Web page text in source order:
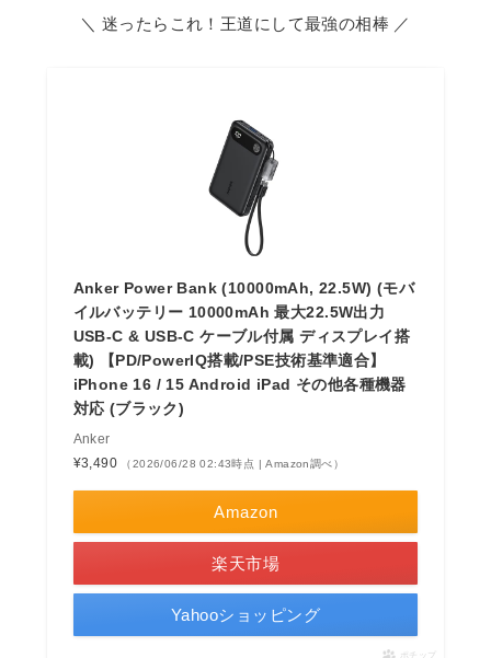
＼ 迷ったらこれ！王道にして最強の相棒 ／
Anker Power Bank (10000mAh, 22.5W) (モバ
イルバッテリー 10000mAh 最大22.5W出力
USB-C & USB-C ケーブル付属 ディスプレイ搭
載) 【PD/PowerIQ搭載/PSE技術基準適合】
iPhone 16 / 15 Android iPad その他各種機器
対応 (ブラック)
Anker
¥3,490
（2026/06/28 02:43時点 | Amazon調べ）
Amazon
楽天市場
Yahooショッピング
ポチップ